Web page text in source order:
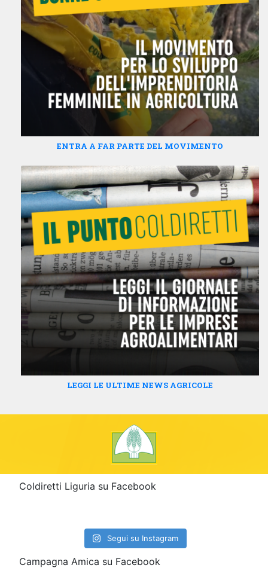
ENTRA A FAR PARTE DEL MOVIMENTO
LEGGI LE ULTIME NEWS AGRICOLE
Coldiretti Liguria su Facebook
Segui su Instagram
Campagna Amica su Facebook